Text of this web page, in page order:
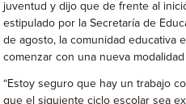
juventud y dijo que de frente al
estipulado por la Secretaría de
de agosto, la comunidad educativa
comenzar con una nueva
“Estoy seguro que hay un trabajo
que el siguiente ciclo escolar sea